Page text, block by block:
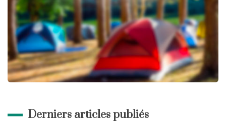
Derniers articles publiés